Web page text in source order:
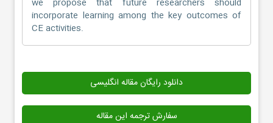
we propose that future researchers should
incorporate learning among the key outcomes of
CE activities.
دانلود رایگان مقاله انگلیسی
سفارش ترجمه این مقاله